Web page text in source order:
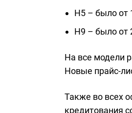
H5 – было от
H9 – было от
На все модели
Новые прайс-
Также во всех
кредитования